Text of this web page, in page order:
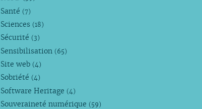
Santé (7)
Sciences (18)
Sécurité (3)
Sensibilisation (65)
Site web (4)
Sobriété (4)
Software Heritage (4)
Souveraineté numérique (59)